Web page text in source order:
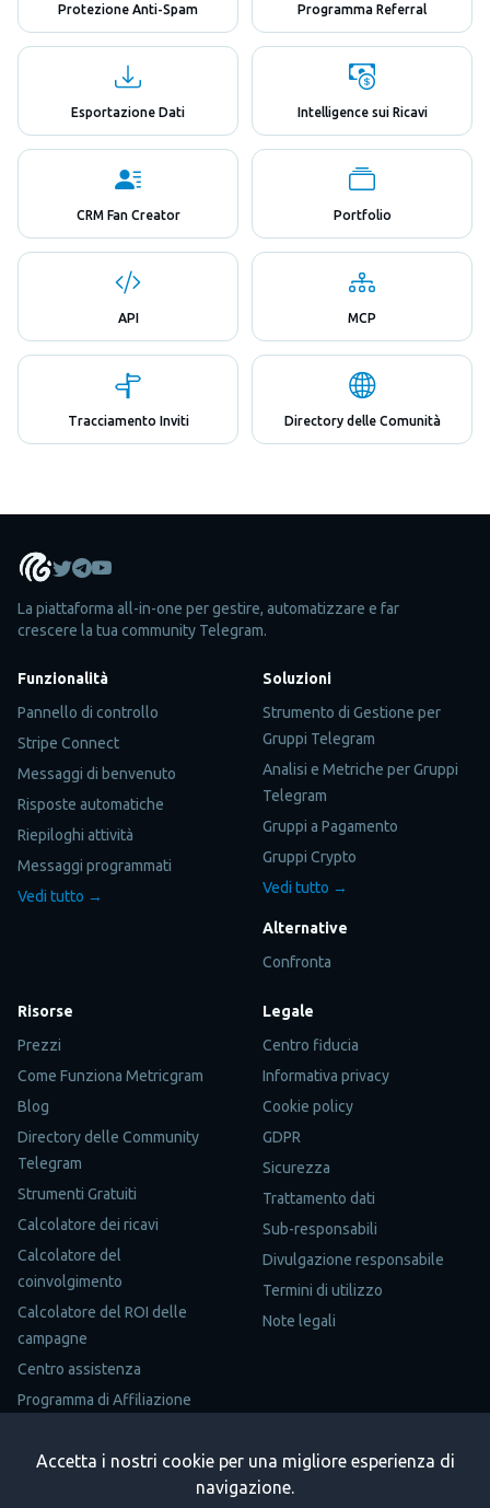
Protezione Anti-Spam Programma Referral
Esportazione Dati Intelligence sui Ricavi
CRM Fan Creator Portfolio
API MCP
Tracciamento Inviti Directory delle Comunità
Accetta i nostri cookie per una migliore esperienza di
navigazione.
La piattaforma all-in-one per gestire, automatizzare e far
crescere la tua community Telegram.
Funzionalità
Pannello di controllo
Stripe Connect
Messaggi di benvenuto
Risposte automatiche
Riepiloghi attività
Messaggi programmati
Vedi tutto →
Soluzioni
Strumento di Gestione per
Gruppi Telegram
Analisi e Metriche per Gruppi
Telegram
Gruppi a Pagamento
Gruppi Crypto
Vedi tutto →
Alternative
Confronta
Risorse
Prezzi
Come Funziona Metricgram
Blog
Directory delle Community
Telegram
Strumenti Gratuiti
Calcolatore dei ricavi
Calcolatore del
coinvolgimento
Calcolatore del ROI delle
campagne
Centro assistenza
Programma di Affiliazione
Trustpilot
Legale
Centro fiducia
Informativa privacy
Cookie policy
GDPR
Sicurezza
Trattamento dati
Sub-responsabili
Divulgazione responsabile
Termini di utilizzo
Note legali